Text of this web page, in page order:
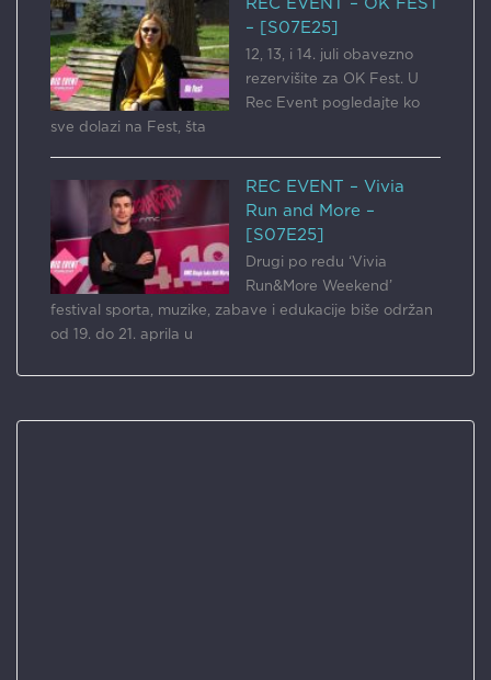
REC EVENT – OK FEST
– [S07E25]
12, 13, i 14. juli obavezno
rezervišite za OK Fest. U
Rec Event pogledajte ko
sve dolazi na Fest, šta
REC EVENT – Vivia
Run and More –
[S07E25]
Drugi po redu ‘Vivia
Run&More Weekend’
festival sporta, muzike, zabave i edukacije biše održan
od 19. do 21. aprila u